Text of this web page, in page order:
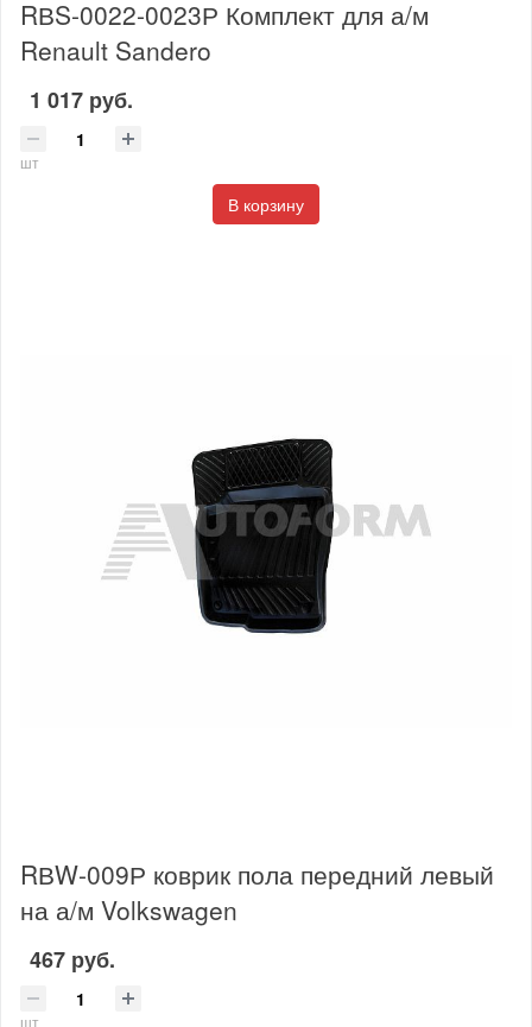
RВS-0022-0023Р Комплект для а/м
Renault Sandero
1 017 руб.
шт
В корзину
RВW-009Р коврик пола передний левый
на а/м Volkswagen
467 руб.
шт